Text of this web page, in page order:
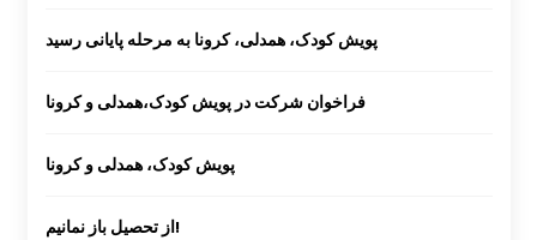
پویش کودک، همدلی، کرونا به مرحله پایانی رسید
فراخوان شرکت در پویش کودک،همدلی و کرونا
پویش کودک، همدلی و کرونا
از تحصیل باز نمانیم!